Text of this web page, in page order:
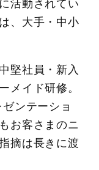
活動されてい
、大手・中小
堅社員・新入
メイド研修。
ンテーショ
お客さまのニ
摘は長きに渡